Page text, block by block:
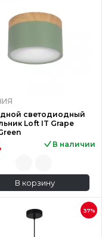
светодиодный
Loft IT Grape
В наличии
В корзину
37%